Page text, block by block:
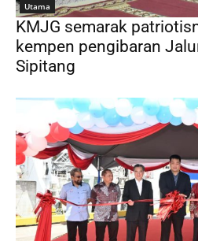
Utama
KMJG semarak
kempen pengibaran
Sipitang